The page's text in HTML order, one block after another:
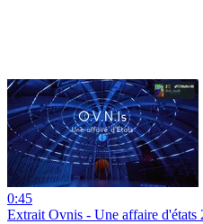
0:45
Extrait Ovnis - Une affaire